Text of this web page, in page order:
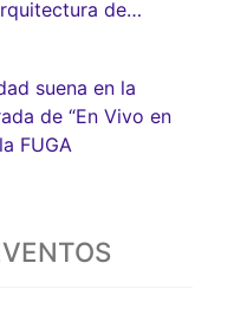
de
suena en la
de “En Vivo en
FUGA